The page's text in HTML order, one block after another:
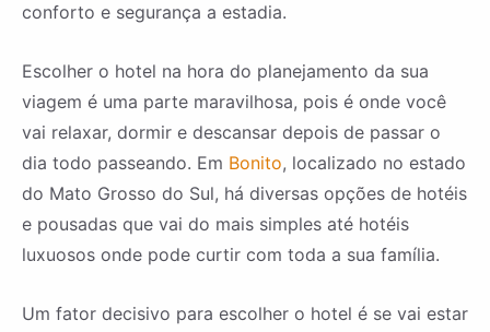
conforto e segurança a estadia.
Escolher o hotel na hora do planejamento da sua
viagem é uma parte maravilhosa, pois é onde você
vai relaxar, dormir e descansar depois de passar o
dia todo passeando. Em Bonito, localizado no estado
do Mato Grosso do Sul, há diversas opções de hotéis
e pousadas que vai do mais simples até hotéis
luxuosos onde pode curtir com toda a sua família.
Um fator decisivo para escolher o hotel é se vai estar